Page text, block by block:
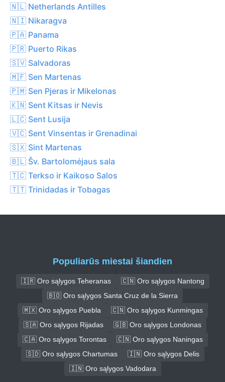
🇳🇱 Netherlands Antilles
🇳🇮 Nikaragva
🇵🇦 Panama
🇵🇷 Puerto Rikas
🇸🇻 Salvadoras
🇲🇫 Sen Martenas
🇵🇲 Sen Pjeras ir Mikelonas
🇰🇳 Sent Kitsas ir Nevis
🇱🇨 Sent Lusija
🇻🇨 Sent Vinsentas ir Grenadinai
🇸🇽 Sint Martenas
🇧🇱 Šv. Bartolomėjaus sala
🇹🇨 Terkso ir Kaikoso Salos
🇹🇹 Trinidadas ir Tobagas
Populiarūs miestai šiandien
🇮🇷 Oro sąlygos Teheranas
🇨🇳 Oro sąlygos Nantong
🇧🇴 Oro sąlygos Santa Cruz de la Sierra
🇲🇽 Oro sąlygos Puebla
🇨🇳 Oro sąlygos Kunmingas
🇸🇦 Oro sąlygos Rijadas
🇬🇧 Oro sąlygos Londonas
🇨🇦 Oro sąlygos Torontas
🇨🇳 Oro sąlygos Naningas
🇸🇩 Oro sąlygos Chartumas
🇮🇳 Oro sąlygos Delis
🇮🇳 Oro sąlygos Vadodara